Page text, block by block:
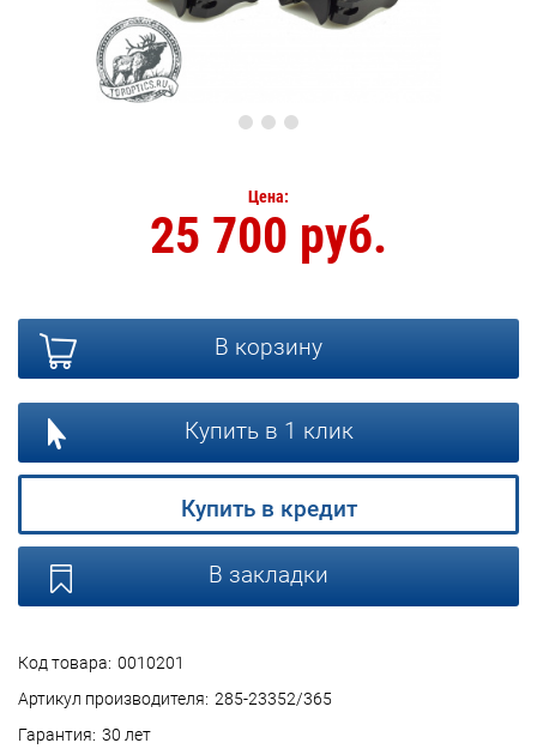
Код товара: 0010201
Артикул производителя: 285-23352/365
Гарантия: 30 лет
Цена:
25 700 руб.
В корзину
Купить в 1 клик
Купить в кредит
В закладки